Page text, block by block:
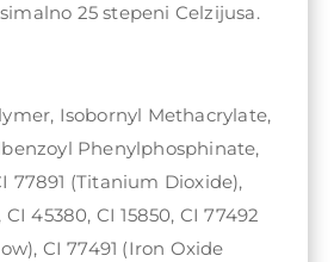
25 stepeni Celzijusa.
Isobornyl Methacrylate,
Phenylphosphinate,
77891 (Titanium Dioxide),
CI 45380, CI 15850, CI 77492
CI 77491 (Iron Oxide